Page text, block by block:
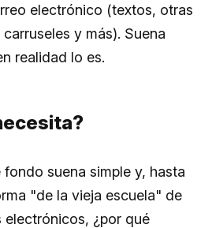
electrónico (textos, otras
y más). Suena
realidad lo es.
suena simple y, hasta
"de la vieja escuela" de
electrónicos, ¿por qué